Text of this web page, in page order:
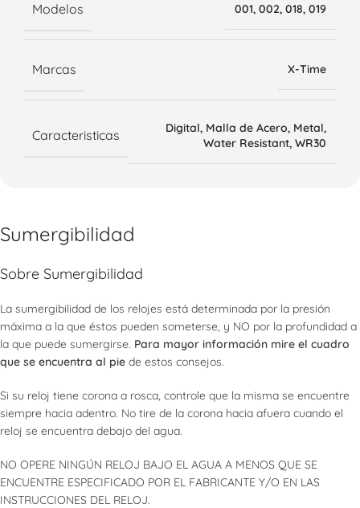
Modelos 001, 002, 018, 019
Marcas X-Time
Caracteristicas Digital, Malla de Acero, Metal,
Water Resistant, WR30
Sumergibilidad
Sobre Sumergibilidad
La sumergibilidad de los relojes está determinada por la presión
máxima a la que éstos pueden someterse, y NO por la profundidad a
la que puede sumergirse. Para mayor información mire el cuadro
que se encuentra al pie de estos consejos.
Si su reloj tiene corona a rosca, controle que la misma se encuentre
siempre hacia adentro. No tire de la corona hacia afuera cuando el
reloj se encuentra debajo del agua.
NO OPERE NINGÚN RELOJ BAJO EL AGUA A MENOS QUE SE
ENCUENTRE ESPECIFICADO POR EL FABRICANTE Y/O EN LAS
INSTRUCCIONES DEL RELOJ.